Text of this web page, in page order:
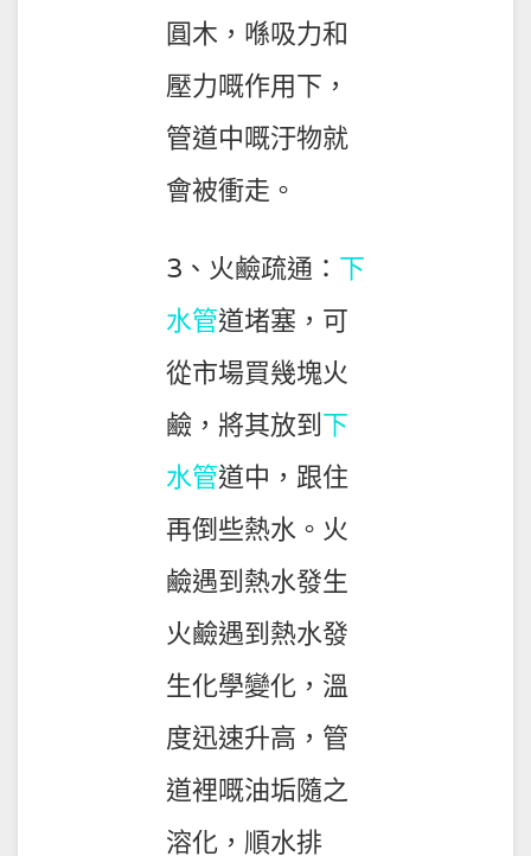
圓木，喺吸力和
壓力嘅作用下，
管道中嘅汙物就
會被衝走。
3、火鹼疏通： 下
水管道堵塞，可
從市場買幾塊火
鹼，將其放到 下
水管道中，跟住
再倒些熱水。火
鹼遇到熱水發生
火鹼遇到熱水發
生化學變化，溫
度迅速升高，管
道裡嘅油垢隨之
溶化，順水排